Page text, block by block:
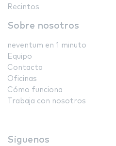
Recintos
Sobre nosotros
neventum en 1 minuto
Equipo
Contacta
Oficinas
Cómo funciona
Trabaja con nosotros
Síguenos